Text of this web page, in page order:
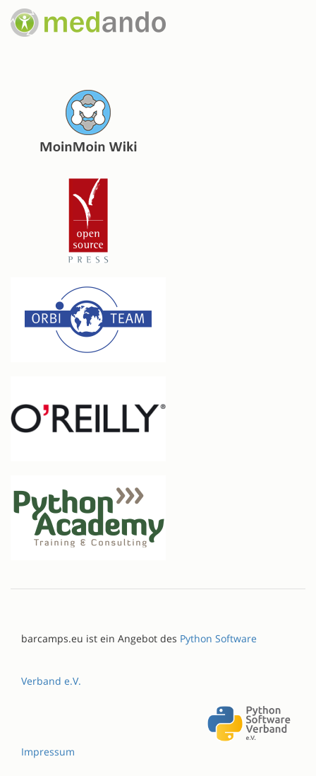
barcamps.eu ist ein Angebot des Python Software
Verband e.V.
Impressum